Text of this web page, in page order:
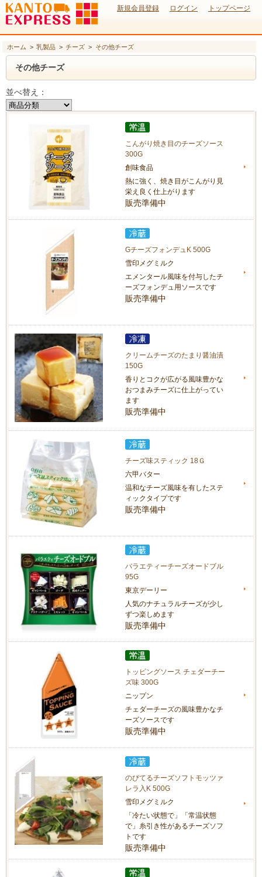
新規会員登録 ログイン トップページ
ホーム > 乳製品 > チーズ > その他チーズ
その他チーズ
並べ替え：
こんがり焼き目のチーズソース
300G
創味食品
熱に強く、焼き目がこんがり見
栄え良く仕上がります
販売準備中
GチーズフォンデュK 500G
雪印メグミルク
エメンタール風味を付与したチ
ーズフォンデュ用ソースです
販売準備中
クリームチーズのたまり醤油漬
150G
香りとコクが広がる風味豊かな
おつまみチーズに仕上がってい
ます
販売準備中
チーズ味スティック 18Ｇ
六甲バター
温和なチーズ風味を有したステ
ィックタイプです
販売準備中
バラエティーチーズオードブル
95G
東京デーリー
人気のナチュラルチーズが少し
ずつ楽しめます
販売準備中
トッピングソース チェダーチー
ズ味 300G
ニップン
チェダーチーズの風味豊かなチ
ーズソースです
販売準備中
のびてるチーズソフトモッツァ
レラ入K 500G
雪印メグミルク
「冷たい状態で」「常温状態
で」糸引き性があるチーズソフ
トです
販売準備中